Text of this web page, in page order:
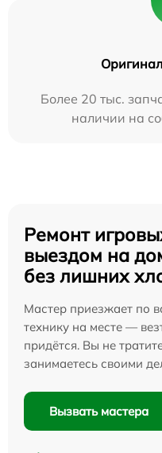
Более 20 тыс.
наличии на
Ремонт
выездом на
без лишних
Мастер приезжает по
технику на месте —
придётся. Вы не
занимаетесь своими
Вызвать мастера